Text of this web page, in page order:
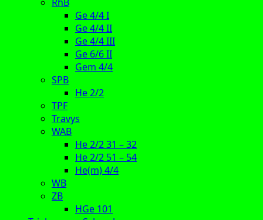
Ge 4/4 I
Ge 4/4 II
Ge 4/4 III
Ge 6/6 II
Gem 4/4
SPB
He 2/2
TPF
Travys
WAB
He 2/2 31 – 32
He 2/2 51 – 54
He(m) 4/4
WB
ZB
HGe 101